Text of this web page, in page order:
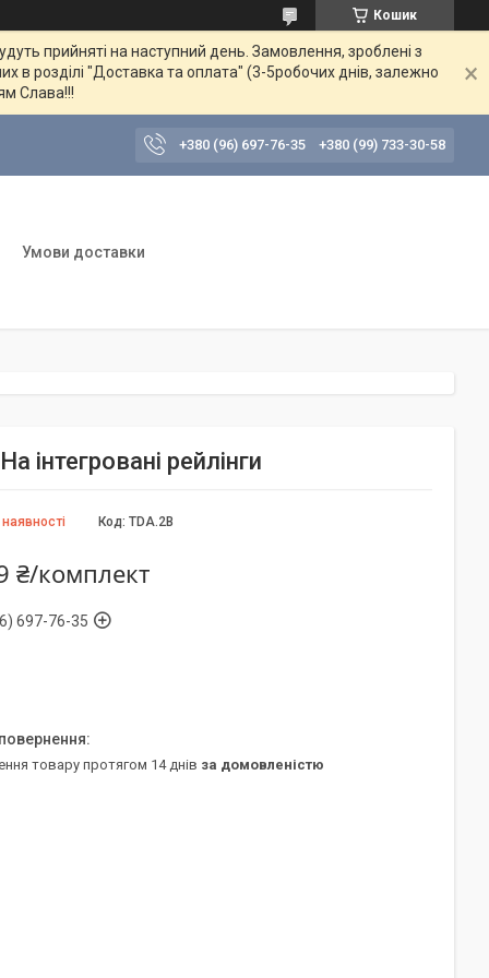
Кошик
прийняті на наступний день. Замовлення, зроблені з
в розділі "Доставка та оплата" (3-5робочих днів, залежно
Слава!!!
+380 (96) 697-76-35 +380 (99) 733-30-58
Умови доставки
інтегровані рейлінги
Код: TDA.2B
₴/комплект
697-76-35
товару протягом 14 днів за домовленістю